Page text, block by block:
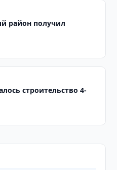
район получил
строительство 4-